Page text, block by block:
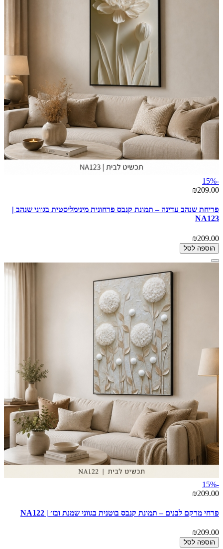
-15%
₪209.00
פריחת שנהב עדינה – תמונת קנבס פרחונית מינימליסטית בגווני שנהב |
NA123
₪209.00
הוספה לסל
-15%
₪209.00
פרחי מרקם לבנים – תמונת קנבס בוטנית בגווני שמנת ובז׳ | NA122
₪209.00
הוספה לסל